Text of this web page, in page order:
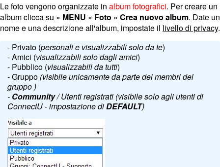
Le foto vengono organizzate in album fotografici. Per creare un
album clicca su » MENU » Foto » Crea nuovo album. Date un
nome e una descrizione all'album, impostate il livello di privacy.
- Privato (personali e visualizzabili solo da te)
- Amici (visualizzabili solo dagli amici)
- Pubblico (visualizzabili da tutti)
- Gruppo (visibile unicamente da parte dei membri del
gruppo )
- Community/ Utenti registrati (visibile solo agli utenti di
ConnectU - impostazione diDEFAULT)